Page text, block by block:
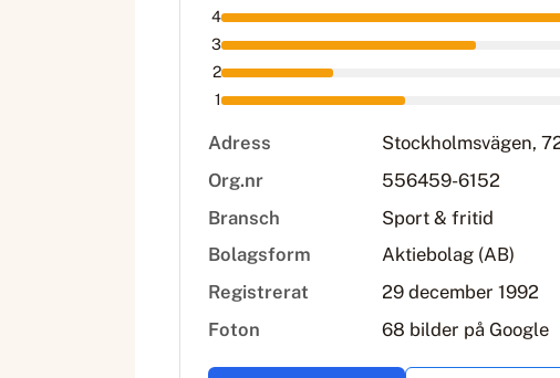
4
3
2
1
Adress
Stockholmsvägen,
Org.nr
556459-6152
Bransch
Sport & fritid
Bolagsform
Aktiebolag (AB)
Registrerat
29 december 1992
Foton
68 bilder på Google